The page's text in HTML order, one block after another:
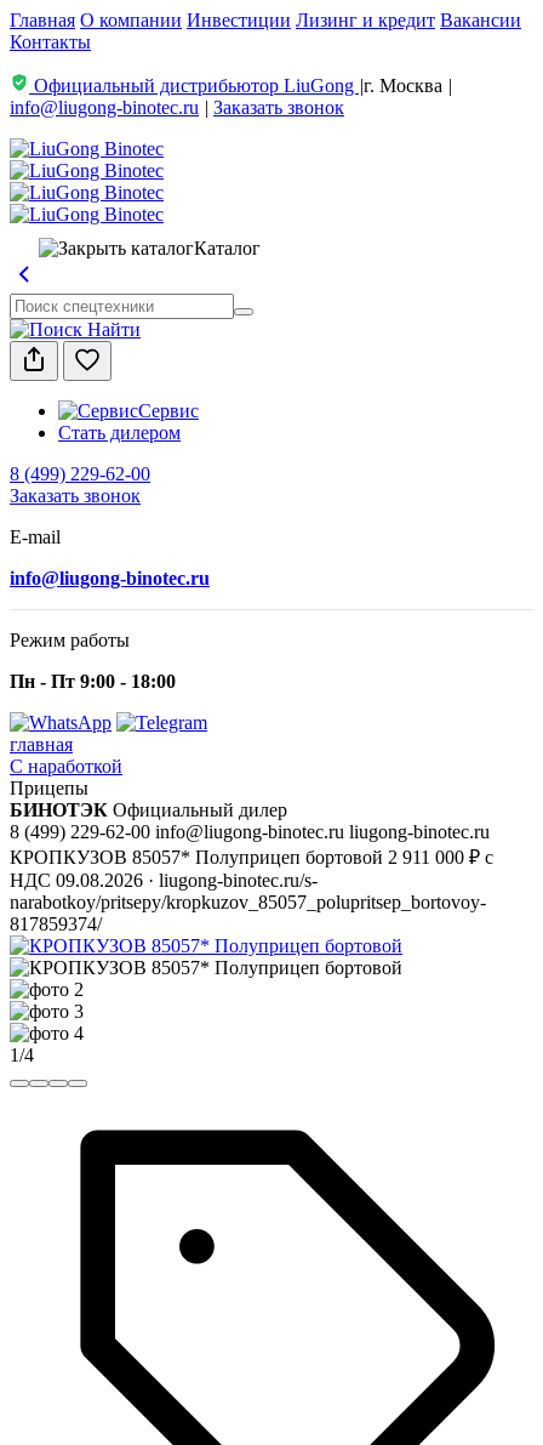
Главная О компании Инвестиции Лизинг и кредит Вакансии
Контакты
Официальный дистрибьютор LiuGong |г. Москва |
info@liugong-binotec.ru | Заказать звонок
Каталог
Найти
Сервис
Стать дилером
8 (499) 229-62-00
Заказать звонок
E-mail
info@liugong-binotec.ru
Режим работы
Пн - Пт 9:00 - 18:00
главная
С наработкой
Прицепы
БИНОТЭК Официальный дилер
8 (499) 229-62-00 info@liugong-binotec.ru liugong-binotec.ru
КРОПКУЗОВ 85057* Полуприцеп бортовой 2 911 000 ₽ с
НДС 09.08.2026 · liugong-binotec.ru/s-
narabotkoy/pritsepy/kropkuzov_85057_polupritsep_bortovoy-
817859374/
1/4